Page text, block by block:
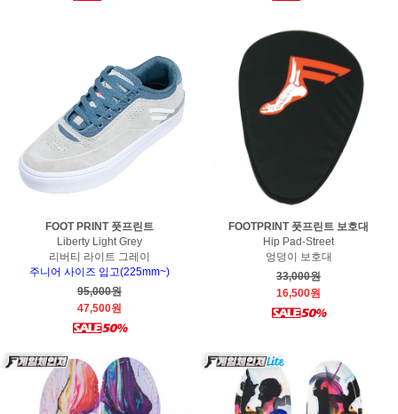
FOOT PRINT 풋프린트
Liberty Light Grey
리버티 라이트 그레이
주니어 사이즈 입고(225mm~)
95,000원
47,500원
FOOTPRINT 풋프린트 보호대
Hip Pad-Street
엉덩이 보호대
33,000원
16,500원